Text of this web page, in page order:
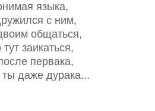
языка,
с ним,
общаться,
тут заикаться,
первака,
даже дурака...